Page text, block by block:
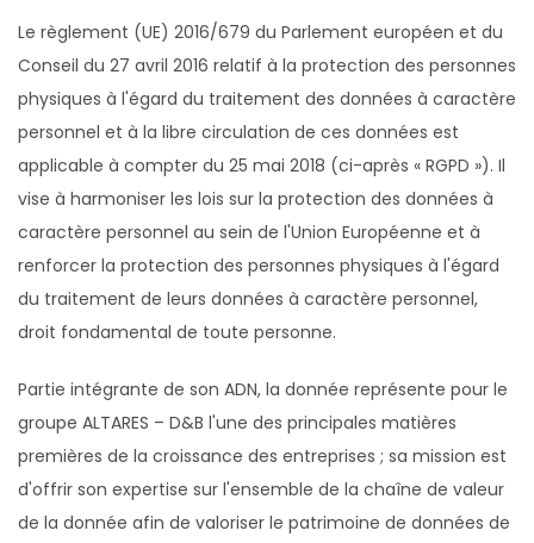
Le règlement (UE) 2016/679 du Parlement européen et du
Conseil du 27 avril 2016 relatif à la protection des personnes
physiques à l'égard du traitement des données à caractère
personnel et à la libre circulation de ces données est
applicable à compter du 25 mai 2018 (ci-après « RGPD »). Il
vise à harmoniser les lois sur la protection des données à
caractère personnel au sein de l'Union Européenne et à
renforcer la protection des personnes physiques à l'égard
du traitement de leurs données à caractère personnel,
droit fondamental de toute personne.
Partie intégrante de son ADN, la donnée représente pour le
groupe ALTARES – D&B l'une des principales matières
premières de la croissance des entreprises ; sa mission est
d'offrir son expertise sur l'ensemble de la chaîne de valeur
de la donnée afin de valoriser le patrimoine de données de